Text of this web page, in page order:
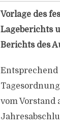
Vorlage des
Lageberichts
Berichts des
Entsprechend
vom Vorstand